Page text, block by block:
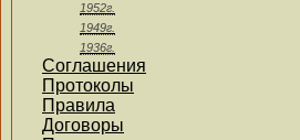
1952г.
1949г.
1936г.
Соглашения
Протоколы
Правила
Договоры